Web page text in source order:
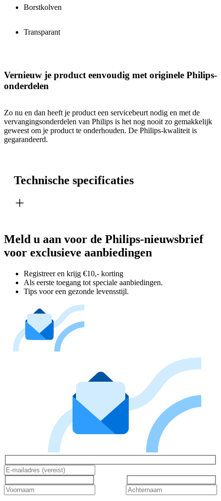
Borstkolven
Transparant
Vernieuw je product eenvoudig met originele Philips-
onderdelen
Zo nu en dan heeft je product een servicebeurt nodig en met de
vervangingsonderdelen van Philips is het nog nooit zo gemakkelijk
geweest om je product te onderhouden. De Philips-kwaliteit is
gegarandeerd.
Technische specificaties
Meld u aan voor de Philips-nieuwsbrief
voor exclusieve aanbiedingen
Registreer en krijg €10,- korting
Als eerste toegang tot speciale aanbiedingen.
Tips voor een gezonde levensstijl.